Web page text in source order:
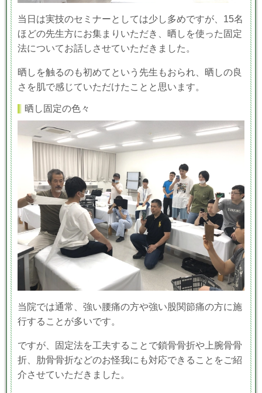
当日は実技のセミナーとしては少し多めですが、15名
ほどの先生方にお集まりいただき、晒しを使った固定
法についてお話しさせていただきました。
晒しを触るのも初めてという先生もおられ、晒しの良
さを肌で感じていただけたことと思います。
晒し固定の色々
当院では通常、強い腰痛の方や強い股関節痛の方に施
行することが多いです。
ですが、固定法を工夫することで鎖骨骨折や上腕骨骨
折、肋骨骨折などのお怪我にも対応できることをご紹
介させていただきました。